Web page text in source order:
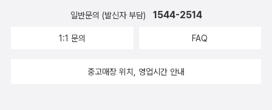
일반문의 (발신자 부담) 1544-2514
1:1 문의 FAQ
중고매장 위치, 영업시간 안내